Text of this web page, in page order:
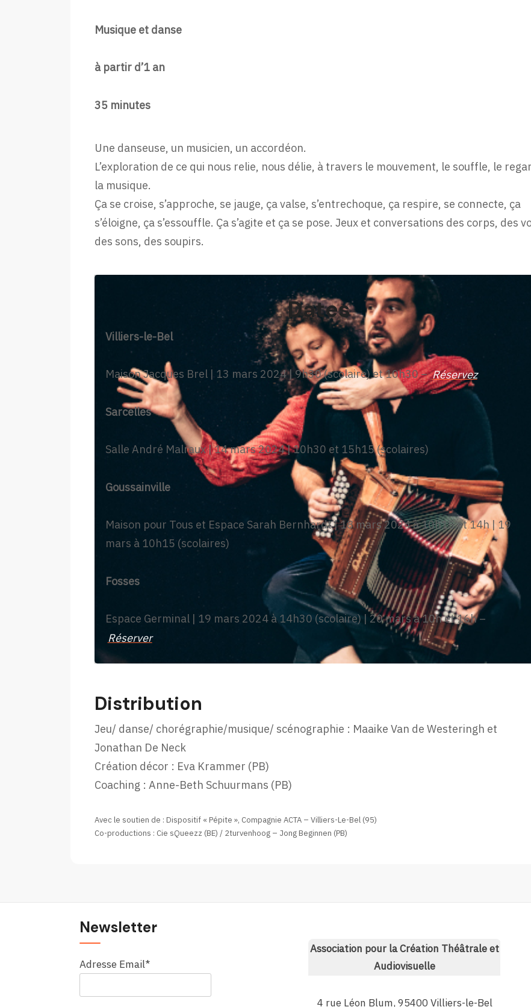
Musique et danse
à partir d’1 an
35 minutes
Une danseuse, un musicien, un accordéon.
L’exploration de ce qui nous relie, nous délie, à travers le mouvement, le souffle, le
la musique.
Ça se croise, s’approche, se jauge, ça valse, s’entrechoque, ça respire, se connecte, ça
s’éloigne, ça s’essouffle. Ça s’agite et ça se pose. Jeux et conversations des corps, des
des sons, des soupirs.
Dates
Villiers-le-Bel
Maison Jacques Brel | 13 mars 2024 | 9h30 (scolaire) et 10h30 –Réservez
Sarcelles
Salle André Malraux | 14 mars 2024 | 10h30 et 15h15 (scolaires)
Goussainville
Maison pour Tous et Espace Sarah Bernhardt | 18 mars 2024 à 10h15 et 14h | 19
mars à 10h15 (scolaires)
Fosses
Espace Germinal | 19 mars 2024 à 14h30 (scolaire) | 20 mars à 10h et 16h –
Réserver
Distribution
Jeu/ danse/ chorégraphie/musique/ scénographie : Maaike Van de Westeringh et
Jonathan De Neck
Création décor : Eva Krammer (PB)
Coaching : Anne-Beth Schuurmans (PB)
Avec le soutien de : Dispositif « Pépite », Compagnie ACTA – Villiers-Le-Bel (95)
Co-productions : Cie sQueezz (BE) / 2turvenhoog – Jong Beginnen (PB)
Newsletter
Adresse Email*
Association pour la Création Théâtrale et
Audiovisuelle
4 rue Léon Blum, 95400 Villiers-le-Bel